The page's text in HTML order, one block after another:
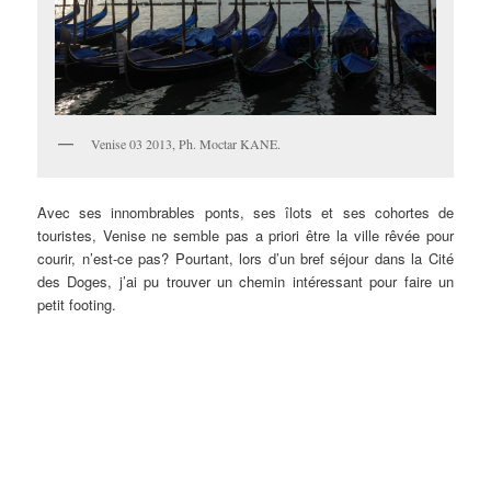
Venise 03 2013, Ph. Moctar KANE.
Avec ses innombrables ponts, ses îlots et ses cohortes de
touristes, Venise ne semble pas a priori être la ville rêvée pour
courir, n’est-ce pas? Pourtant, lors d’un bref séjour dans la Cité
des Doges, j’ai pu trouver un chemin intéressant pour faire un
petit footing.